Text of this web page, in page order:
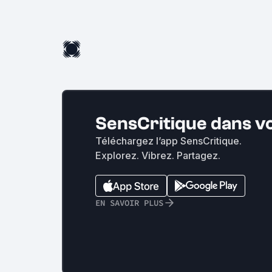
SensCritique dans
Téléchargez l’app SensCritique.
Explorez. Vibrez. Partagez.
EN SAVOIR PLUS